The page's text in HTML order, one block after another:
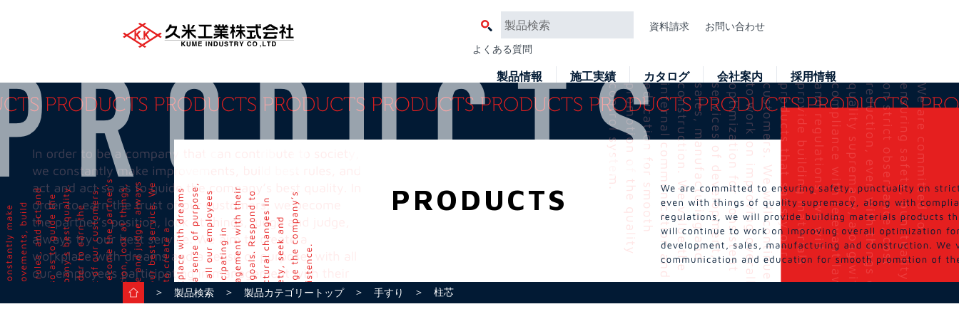
資料請求
お問い合わせ
よくある質問
製品情報 施工実績 カタログ 会社案内 採用情報
PRODUCTS
＞ 製品検索 ＞ 製品カテゴリートップ＞ 手すり ＞ 柱芯